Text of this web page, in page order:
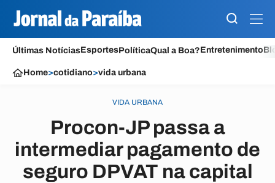
Últimas NotíciasEsportesPolíticaQual a Boa?Entretenimento
Home>cotidiano>vida urbana
VIDA URBANA
Procon-JP passa a
intermediar pagamento de
seguro DPVAT na capital